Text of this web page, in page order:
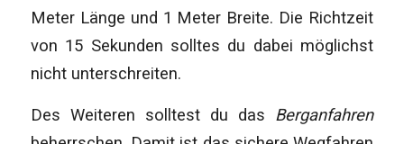
Meter Länge und 1 Meter Breite. Die Richtzeit
von 15 Sekunden solltes du dabei möglichst
nicht unterschreiten.
Des Weiteren solltest du das Berganfahren